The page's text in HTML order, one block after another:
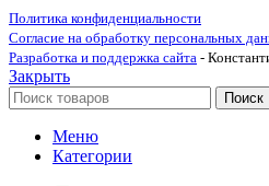
Политика конфиденциальности
Согласие на обработку персональных
Разработка и поддержка сайта -
Закрыть
Поиск
Меню
Категории